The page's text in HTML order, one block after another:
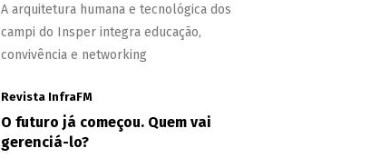
A arquitetura humana e tecnológica dos
campi do Insper integra educação,
convivência e networking
Revista InfraFM
O futuro já começou. Quem vai
gerenciá-lo?